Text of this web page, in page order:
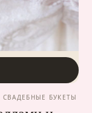
СВАДЕБНЫЕ БУКЕТЫ